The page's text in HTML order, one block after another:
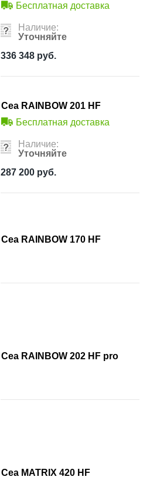
Бесплатная доставка
Наличие:
Уточняйте
336 348 руб.
Cea RAINBOW 201 HF
Бесплатная доставка
Наличие:
Уточняйте
287 200 руб.
Cea RAINBOW 170 HF
Cea RAINBOW 202 HF pro
Cea MATRIX 420 HF